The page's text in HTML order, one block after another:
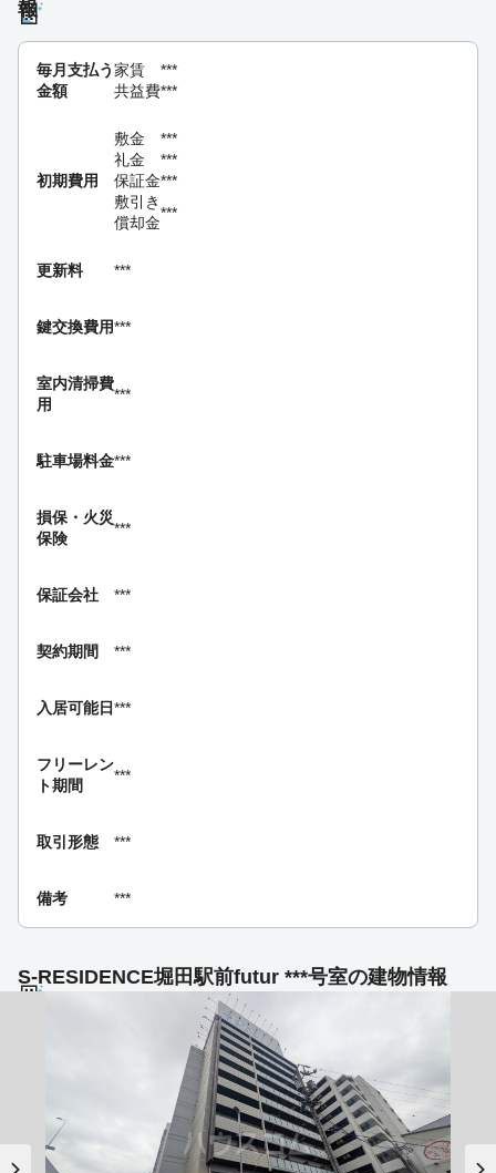
報
毎月支払う
金額
家賃
***
共益費***
初期費用
敷金
***
礼金
***
保証金***
敷引き
償却金
***
更新料 ***
鍵交換費用***
室内清掃費
用
***
駐車場料金***
損保・ 火災
保険
***
保証会社 ***
契約期間 ***
入居可能日***
フリーレン
ト期間
***
取引形態 ***
備考 ***
S-RESIDENCE堀田駅前futur ***号室の建物情報